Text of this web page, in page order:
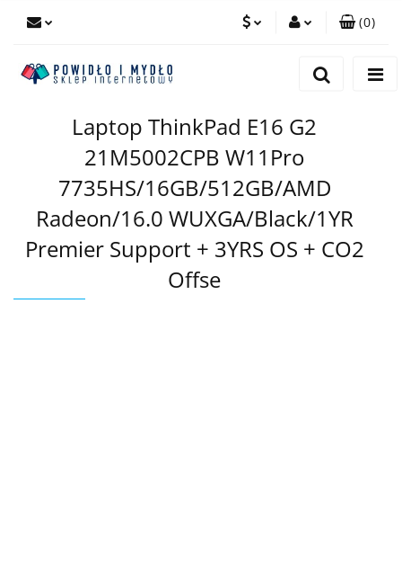
Dodaj zgłoszenie
(0)
Laptop ThinkPad E16 G2
21M5002CPB W11Pro
7735HS/16GB/512GB/AMD
Radeon/16.0 WUXGA/Black/1YR
Premier Support + 3YRS OS + CO2
Offse